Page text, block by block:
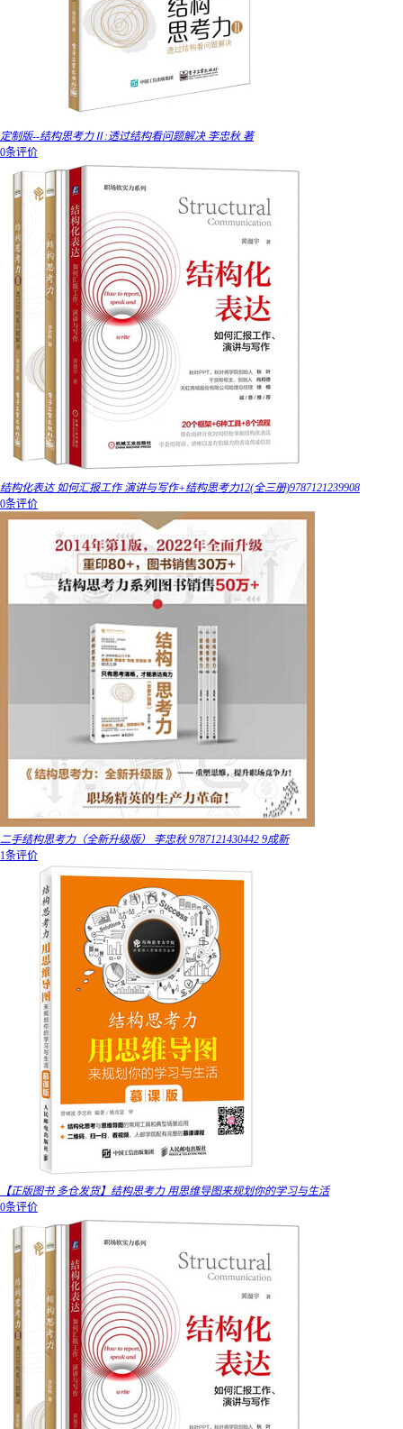
定制版--结构思考力Ⅱ:透过结构看问题解决 李忠秋 著
0条评价
结构化表达 如何汇报工作 演讲与写作+结构思考力12(全三册)9787121239908
0条评价
二手结构思考力（全新升级版） 李忠秋 9787121430442 9成新
1条评价
【正版图书 多仓发货】结构思考力 用思维导图来规划你的学习与生活
0条评价